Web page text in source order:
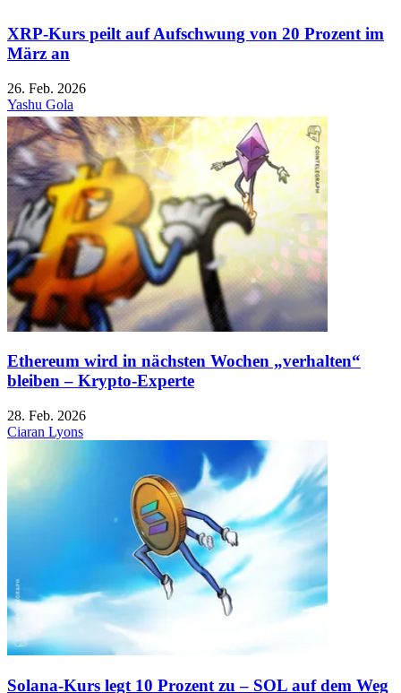
XRP-Kurs peilt auf Aufschwung von 20 Prozent im
März an
26. Feb. 2026
Yashu Gola
Ethereum wird in nächsten Wochen „verhalten“
bleiben – Krypto-Experte
28. Feb. 2026
Ciaran Lyons
Solana-Kurs legt 10 Prozent zu – SOL auf dem Weg